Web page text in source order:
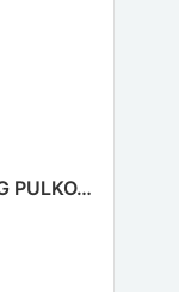
COSMOS SAINT-PETERSBURG PULKOVSKAYA HOTEL (КОСМОС ПУЛКОВСКАЯ)